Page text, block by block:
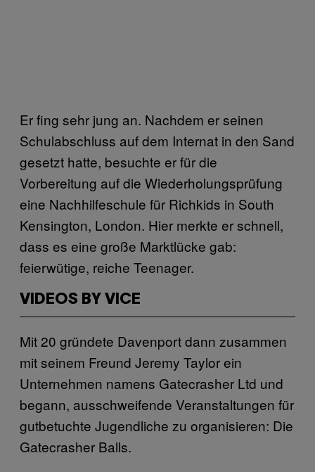
Er fing sehr jung an. Nachdem er seinen
Schulabschluss auf dem Internat in den Sand
gesetzt hatte, besuchte er für die
Vorbereitung auf die Wiederholungsprüfung
eine Nachhilfeschule für Richkids in South
Kensington, London. Hier merkte er schnell,
dass es eine große Marktlücke gab:
feierwütige, reiche Teenager.
VIDEOS BY VICE
Mit 20 gründete Davenport dann zusammen
mit seinem Freund Jeremy Taylor ein
Unternehmen namens Gatecrasher Ltd und
begann, ausschweifende Veranstaltungen für
gutbetuchte Jugendliche zu organisieren: Die
Gatecrasher Balls.